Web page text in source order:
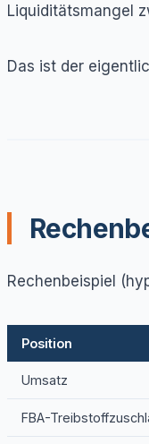
Liquiditätsmangel
Das ist der
Rechenbeispiel
Position
Umsatz
FBA-